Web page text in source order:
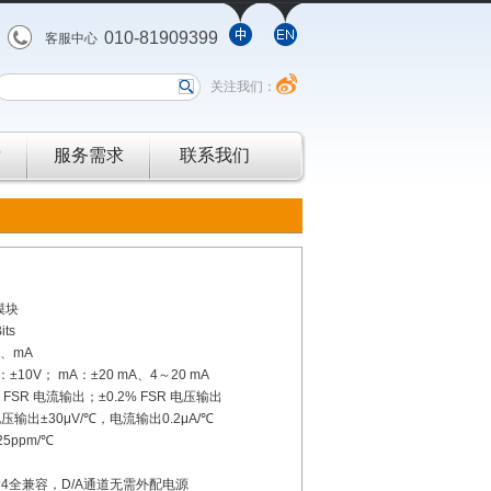
客服中心 010-81909399
关注我们：
服务需求 联系我们
块
mA
±10V； mA：±20 mA、4～20 mA
电流输出；±0.2% FSR 电压输出
输出±30μV/℃，电流输出0.2μA/℃
℃
兼容，D/A通道无需外配电源